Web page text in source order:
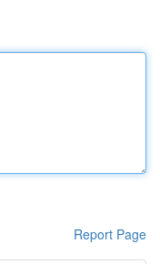
Report Page